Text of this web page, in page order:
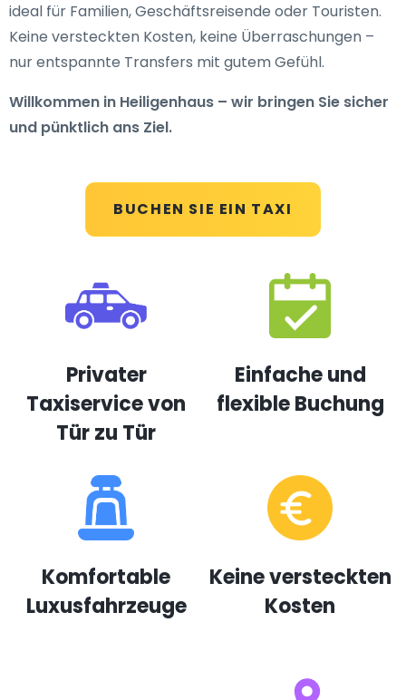
BUCHEN SIE EIN TAXI
ideal für Familien, Geschäftsreisende oder Touristen.
Keine versteckten Kosten, keine Überraschungen –
nur entspannte Transfers mit gutem Gefühl.
Willkommen in Heiligenhaus – wir bringen Sie sicher
und pünktlich ans Ziel.
Privater
Taxiservice von
Tür zu Tür
Einfache und
flexible Buchung
Komfortable
Luxusfahrzeuge
Keine versteckten
Kosten